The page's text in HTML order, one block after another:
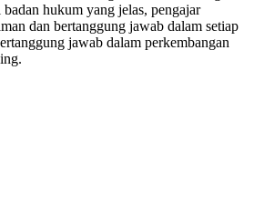
hukum yang jelas, pengajar
dan bertanggung jawab dalam setiap
jawab dalam perkembangan